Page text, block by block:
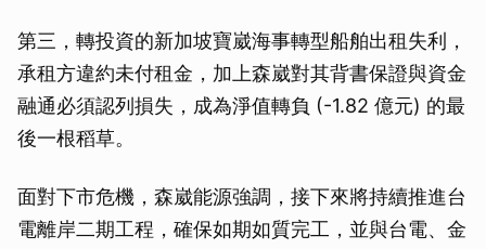
第三，轉投資的新加坡寶崴海事轉型船舶出租失利，
承租方違約未付租金，加上森崴對其背書保證與資金
融通必須認列損失，成為淨值轉負 (-1.82 億元) 的最
後一根稻草。
面對下市危機，森崴能源強調，接下來將持續推進台
電離岸二期工程，確保如期如質完工，並與台電、金